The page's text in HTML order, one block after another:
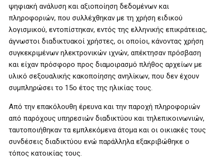
ψηφιακή ανάλυση και αξιοποίηση δεδομένων και
πληροφοριών, που συλλέχθηκαν με τη χρήση ειδικού
λογισμικού, εντοπίστηκαν, εντός της ελληνικής επικράτειας,
άγνωστοι διαδικτυακοί χρήστες, οι οποίοι, κάνοντας χρήση
συγκεκριμένων ηλεκτρονικών ιχνών, απέκτησαν πρόσβαση
και είχαν πρόσφορο προς διαμοιρασμό πλήθος αρχείων με
υλικό σεξουαλικής κακοποίησης ανηλίκων, που δεν έχουν
συμπληρώσει το 15ο έτος της ηλικίας τους.
Από την επακόλουθη έρευνα και την παροχή πληροφοριών
από παρόχους υπηρεσιών διαδικτύου και τηλεπικοινωνιών,
ταυτοποιήθηκαν τα εμπλεκόμενα άτομα και οι οικιακές τους
συνδέσεις διαδικτύου ενώ παράλληλα εξακριβώθηκε ο
τόπος κατοικίας τους.